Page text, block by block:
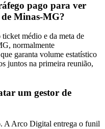
pago para ver
Minas-MG?
médio e da meta de
normalmente
garanta volume estatístico
juntos na primeira reunião,
um gestor de
A Arco Digital entrega o funil